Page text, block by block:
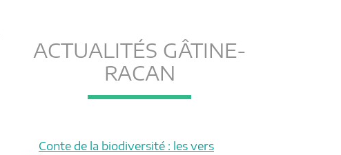
ACTUALITÉS GÂTINE-
RACAN
Conte de la biodiversité : les vers